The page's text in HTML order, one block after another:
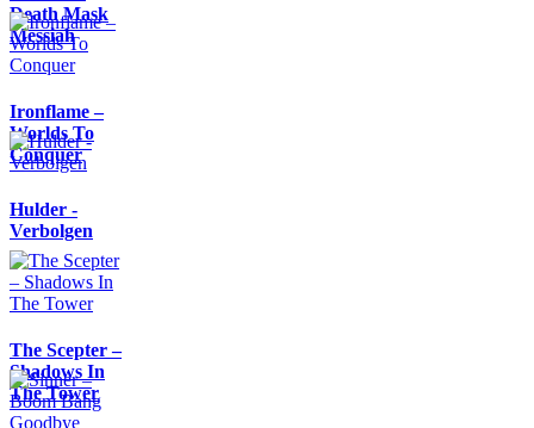
Death Mask
Messiah
Ironflame –
Worlds To
Conquer
Hulder -
Verbolgen
The Scepter –
Shadows In
The Tower